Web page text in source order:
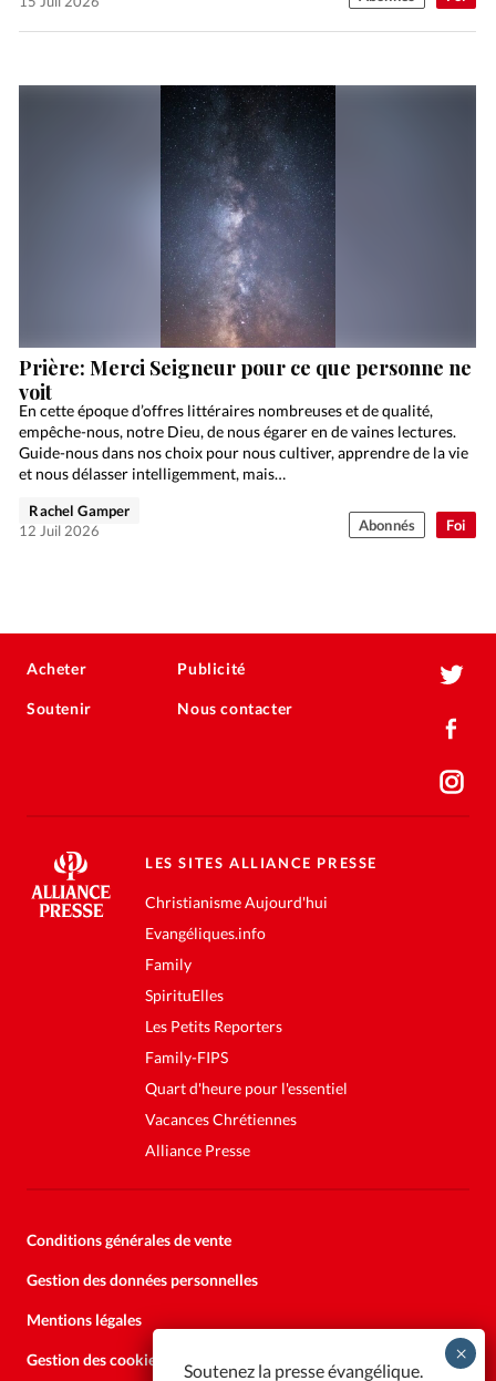
Foi
Prière: Merci Seigneur pour ce que personne ne
voit
En cette époque d’offres littéraires nombreuses et de qualité,
empêche-nous, notre Dieu, de nous égarer en de vaines lectures.
Guide-nous dans nos choix pour nous cultiver, apprendre de la vie
et nous délasser intelligemment, mais…
Rachel Gamper
12 Juil 2026
Abonnés
Acheter
Soutenir
Publicité
Nous contacter
LES SITES ALLIANCE PRESSE
Christianisme Aujourd'hui
Evangéliques.info
Family
SpirituElles
Les Petits Reporters
Family-FIPS
Quart d'heure pour l'essentiel
Vacances Chrétiennes
Alliance Presse
Conditions générales de vente
Gestion des données personnelles
Mentions légales
Gestion des cookies
Soutenez la presse évangélique.